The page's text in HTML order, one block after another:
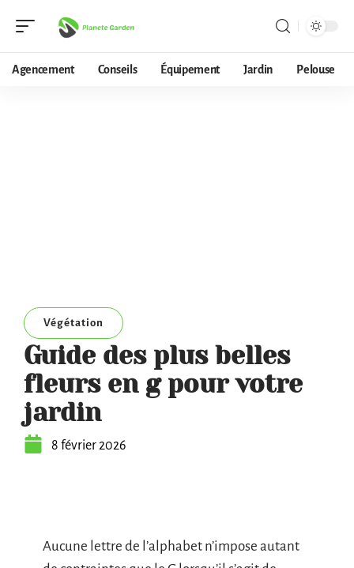
Agencement Conseils Équipement Jardin Pelouse
Végétation
Guide des plus belles
fleurs en g pour votre
jardin
8 février 2026
Aucune lettre de l’alphabet n’impose autant